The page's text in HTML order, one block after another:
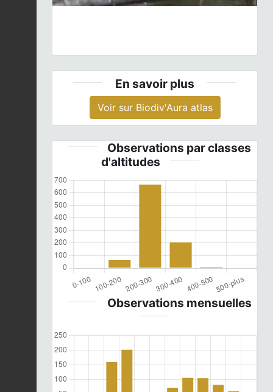
En savoir plus
Voir sur Biodiv'Aura atlas
Observations par classes
d'altitudes
Observations mensuelles